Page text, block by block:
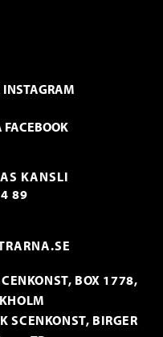
INSTAGRAM
FACEBOOK
KANSLI
89
BOX 1778,
SCENKONST, BIRGER